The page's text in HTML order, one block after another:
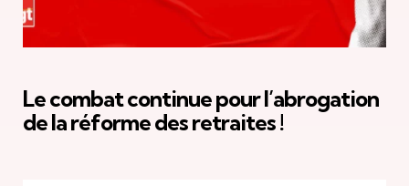
Le combat continue pour l’abrogation
de la réforme des retraites !